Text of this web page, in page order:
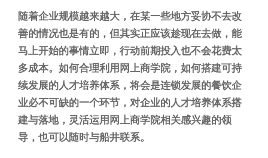
随着企业规模越来越大，在某一些地方妥协不去改
善的情况也是有的，但其实正应该趁现在去做，能
马上开始的事情立即，行动前期投入也不会花费太
多成本。如何合理利用网上商学院，如何搭建可持
续发展的人才培养体系，将会是连锁发展的餐饮企
业必不可缺的一个环节，对企业的人才培养体系搭
建与落地，灵活运用网上商学院相关感兴趣的领
导，也可以随时与船井联系。